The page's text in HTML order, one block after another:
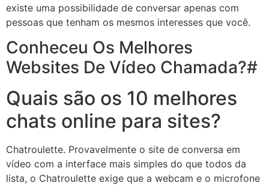
existe uma possibilidade de conversar apenas com
pessoas que tenham os mesmos interesses que você.
Conheceu Os Melhores
Websites De Vídeo Chamada?#
Quais são os 10 melhores
chats online para sites?
Chatroulette. Provavelmente o site de conversa em
vídeo com a interface mais simples do que todos da
lista, o Chatroulette exige que a webcam e o microfone